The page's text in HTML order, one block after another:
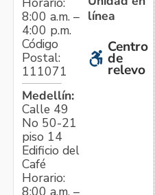
8:00 a.m. –
4:00 p.m.
Código
Postal:
111071
Medellín:
Calle 49
No 50-21
piso 14
Edificio del
Café
Horario:
8:00 a.m. –
línea
Centro
de
relevo